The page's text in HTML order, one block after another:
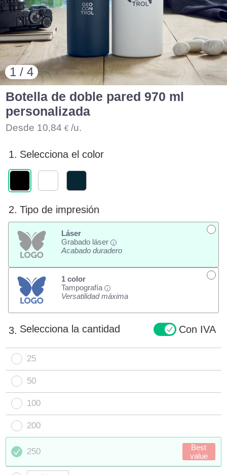
1 / 4
Botella de doble pared 970 ml
personalizada
Desde 10,84 € /u.
1. Selecciona el color
2. Tipo de impresión
Láser
Grabado láser
i
Acabado duradero
1 color
Tampografía
i
Versatilidad máxima
3. Selecciona la cantidad Con IVA
25
50
100
200
250
Best
value